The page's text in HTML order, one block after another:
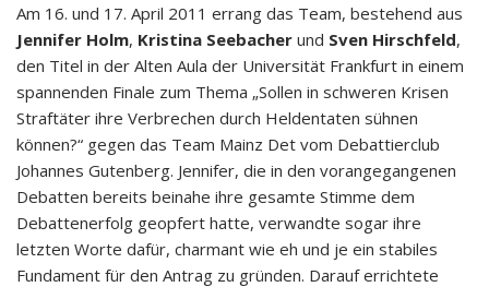
Am 16. und 17. April 2011 errang das Team, bestehend aus
Jennifer Holm, Kristina Seebacher und Sven Hirschfeld,
den Titel in der Alten Aula der Universität Frankfurt in einem
spannenden Finale zum Thema „Sollen in schweren Krisen
Straftäter ihre Verbrechen durch Heldentaten sühnen
können?“ gegen das Team Mainz Det vom Debattierclub
Johannes Gutenberg. Jennifer, die in den vorangegangenen
Debatten bereits beinahe ihre gesamte Stimme dem
Debattenerfolg geopfert hatte, verwandte sogar ihre
letzten Worte dafür, charmant wie eh und je ein stabiles
Fundament für den Antrag zu gründen. Darauf errichtete